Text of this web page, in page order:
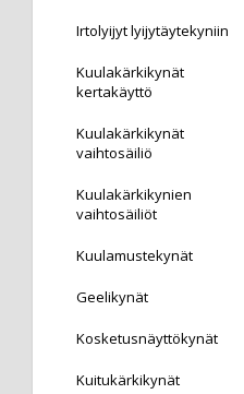
Irtolyijyt lyijytäytekyniin
Kuulakärkikynät
kertakäyttö
Kuulakärkikynät
vaihtosäiliö
Kuulakärkikynien
vaihtosäiliöt
Kuulamustekynät
Geelikynät
Kosketusnäyttökynät
Kuitukärkikynät